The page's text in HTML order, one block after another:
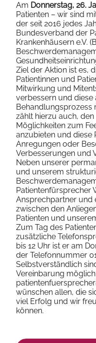
Am Donnerstag, 26.
Patienten – wir sind
der seit 2016 jedes
Bundesverband der
Krankenhäusern e.V.
Ziel der Aktion ist es,
Patientinnen und
Mitwirkung und
verbessern und
Behandlungsprozess
zählt hierzu auch,
Möglichkeiten zum
anzubieten und diese
Anregungen oder
Verbesserungen und
Neben unserer
und unserem
Patientenfürsprecher
Ansprechpartner und
zwischen den
Patienten und
Zum Tag des
zusätzliche
bis 12 Uhr ist er am
der Telefonnummer
Selbstverständlich
Vereinbarung
wünschen allen, die
viel Erfolg und wir
können.